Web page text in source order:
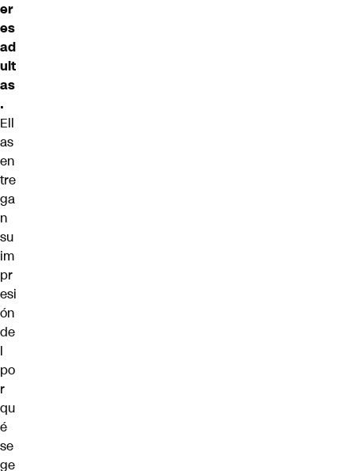
er
es
ad
ult
as
.
Ell
as
en
tre
ga
n
su
im
pr
esi
ón
de
l
po
r
qu
é
se
ge